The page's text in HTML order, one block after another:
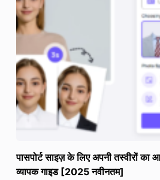
पासपोर्ट साइज़ के लिए अपनी तस्वीरों
व्यापक गाइड [2025 नवीनतम]